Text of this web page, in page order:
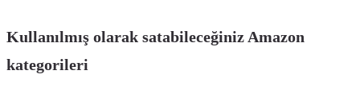
Kullanılmış olarak satabileceğiniz Amazon
kategorileri